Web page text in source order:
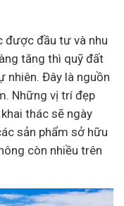
được đầu tư và nhu
tăng thì quỹ đất
nhiên. Đây là nguồn
Những vị trí đẹp
thác sẽ ngày
sản phẩm sở hữu
còn nhiều trên